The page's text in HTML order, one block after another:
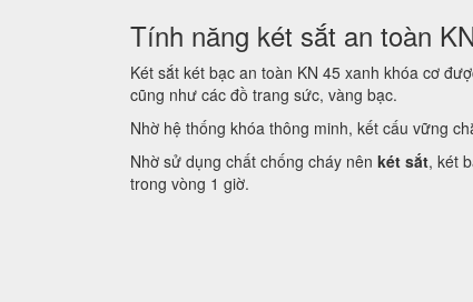
Tính năng két sắt an toàn
Két sắt két bạc an toàn KN 45 xanh khóa cơ
cũng như các đồ trang sức, vàng bạc.
Nhờ hệ thống khóa thông minh, kết cấu vững
Nhờ sử dụng chất chống cháy nên két sắt, két
trong vòng 1 giờ.